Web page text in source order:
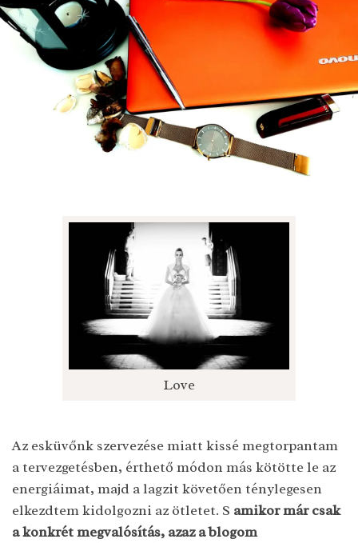
Love
Az esküvőnk szervezése miatt kissé megtorpantam
a tervezgetésben, érthető módon más kötötte le az
energiáimat, majd a lagzit követően ténylegesen
elkezdtem kidolgozni az ötletet. S amikor már csak
a konkrét megvalósítás, azaz a blogom